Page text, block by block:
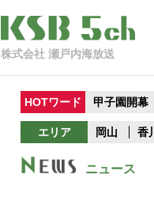
株式会社 瀬戸内海放送
HOTワード 甲子園開幕
エリア 岡山 香川
ニュース